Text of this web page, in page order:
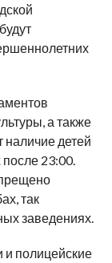
а также
наличие детей
23:00.
так
заведениях.
и полицейские